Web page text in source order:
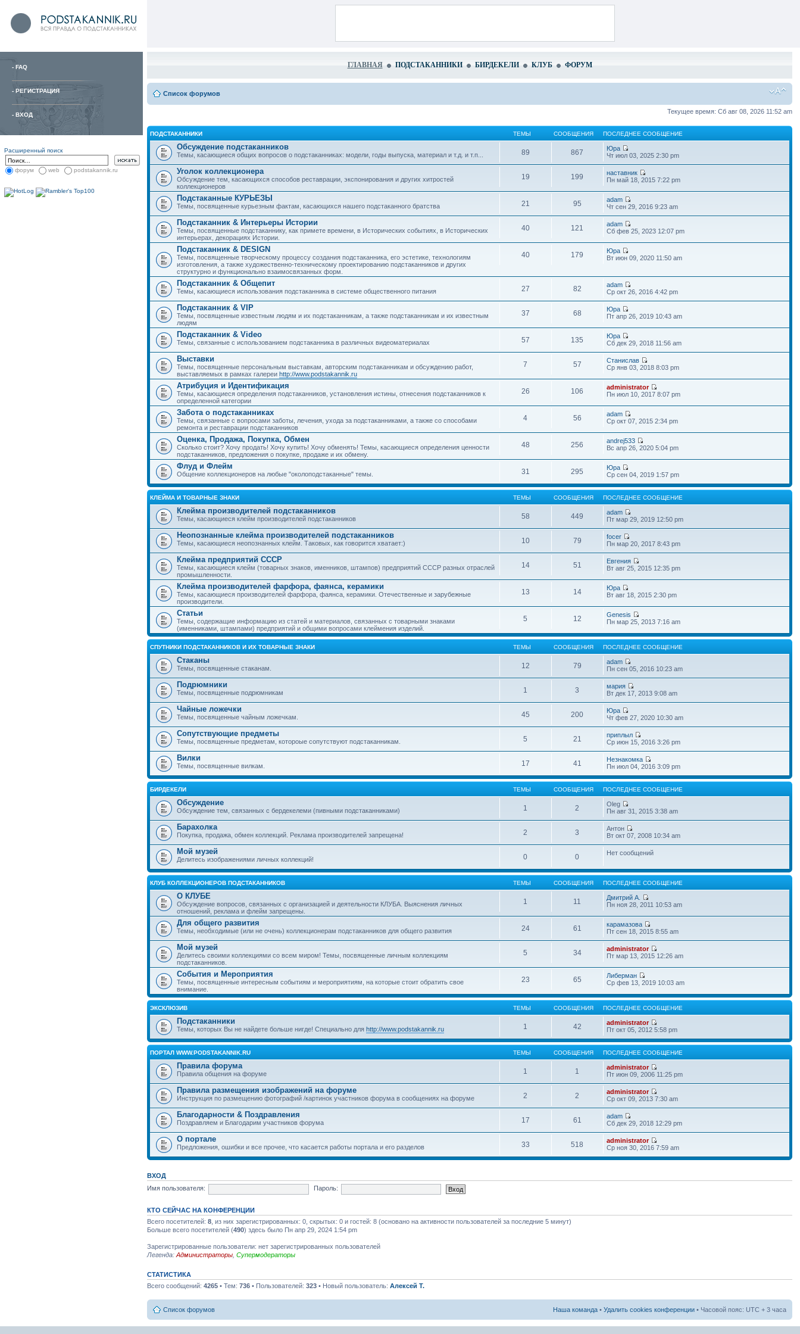
- FAQ
- РЕГИСТРАЦИЯ
- ВХОД
Расширенный поиск
форум web podstakannik.ru
ГЛАВНАЯ ПОДСТАКАННИКИ БИРДЕКЕЛИ КЛУБ ФОРУМ
Список форумов
Текущее время: Сб авг 08, 2026 11:52 am
ПОДСТАКАННИКИ ТЕМЫ СООБЩЕНИЯ ПОСЛЕДНЕЕ СООБЩЕНИЕ
Обсуждение подстаканников
Темы, касающиеся общих вопросов о подстаканниках: модели, годы выпуска, материал и т.д. и т.п... 89 867
Юра
Чт июл 03, 2025 2:30 pm
Уголок коллекционера
Обсуждение тем, касающихся способов реставрации, экспонирования и других хитростей
коллекционеров
19 199
наставник
Пн май 18, 2015 7:22 pm
Подстаканные КУРЬЕЗЫ
Темы, посвященные курьезным фактам, касающихся нашего подстаканного братства 21 95
adam
Чт сен 29, 2016 9:23 am
Подстаканник & Интерьеры Истории
Темы, посвященные подстаканнику, как примете времени, в Исторических событиях, в Исторических
интерьерах, декорациях Истории.
40 121
adam
Сб фев 25, 2023 12:07 pm
Подстаканник & DESIGN
Темы, посвященные творческому процессу создания подстаканника, его эстетике, технологиям
изготовления, а также художественно-техническому проектированию подстаканников и других
структурно и функционально взаимосвязанных форм.
40 179
Юра
Вт июн 09, 2020 11:50 am
Подстаканник & Общепит
Темы, касающиеся использования подстаканника в системе общественного питания 27 82
adam
Ср окт 26, 2016 4:42 pm
Подстаканник & VIP
Темы, посвященные известным людям и их подстаканникам, а также подстаканникам и их известным
людям
37 68
Юра
Пт апр 26, 2019 10:43 am
Подстаканник & Video
Темы, связанные с использованием подстаканника в различных видеоматериалах 57 135
Юра
Сб дек 29, 2018 11:56 am
Выставки
Темы, посвященные персональным выставкам, авторским подстаканникам и обсуждению работ,
выставляемых в рамках галереи http://www.podstakannik.ru
7 57
Станислав
Ср янв 03, 2018 8:03 pm
Атрибуция и Идентификация
Темы, касающиеся определения подстаканников, установления истины, отнесения подстаканников к
определенной категории
26 106
administrator
Пн июл 10, 2017 8:07 pm
Забота о подстаканниках
Темы, связанные с вопросами заботы, лечения, ухода за подстаканниками, а также со способами
ремонта и реставрации подстаканников
4 56
adam
Ср окт 07, 2015 2:34 pm
Оценка, Продажа, Покупка, Обмен
Сколько стоит? Хочу продать! Хочу купить! Хочу обменять! Темы, касающиеся определения ценности
подстаканников, предложения о покупке, продаже и их обмену.
48 256
andrej533
Вс апр 26, 2020 5:04 pm
Флуд и Флейм
Общение коллекционеров на любые "околоподстаканные" темы. 31 295
Юра
Ср сен 04, 2019 1:57 pm
КЛЕЙМА И ТОВАРНЫЕ ЗНАКИ ТЕМЫ СООБЩЕНИЯ ПОСЛЕДНЕЕ СООБЩЕНИЕ
Клейма производителей подстаканников
Темы, касающиеся клейм производителей подстаканников 58 449
adam
Пт мар 29, 2019 12:50 pm
Неопознанные клейма производителей подстаканников
Темы, касающиеся неопознанных клейм. Таковых, как говорится хватает:) 10 79
focer
Пн мар 20, 2017 8:43 pm
Клейма предприятий СССР
Темы, касающиеся клейм (товарных знаков, именников, штампов) предприятий СССР разных отраслей
промышленности.
14 51
Евгения
Вт авг 25, 2015 12:35 pm
Клейма производителей фарфора, фаянса, керамики
Темы, касающиеся производителей фарфора, фаянса, керамики. Отечественные и зарубежные
производители.
13 14
Юра
Вт авг 18, 2015 2:30 pm
Статьи
Темы, содержащие информацию из статей и материалов, связанных с товарными знаками
(именниками, штампами) предприятий и общими вопросами клеймения изделий.
5 12
Genesis
Пн мар 25, 2013 7:16 am
СПУТНИКИ ПОДСТАКАННИКОВ И ИХ ТОВАРНЫЕ ЗНАКИ ТЕМЫ СООБЩЕНИЯ ПОСЛЕДНЕЕ СООБЩЕНИЕ
Стаканы
Темы, посвященные стаканам. 12 79
adam
Пн сен 05, 2016 10:23 am
Подрюмники
Темы, посвященные подрюмникам 1 3
мария
Вт дек 17, 2013 9:08 am
Чайные ложечки
Темы, посвященные чайным ложечкам. 45 200
Юра
Чт фев 27, 2020 10:30 am
Сопутствующие предметы
Темы, посвященные предметам, котороые сопутствуют подстаканникам. 5 21
приплыл
Ср июн 15, 2016 3:26 pm
Вилки
Темы, посвященные вилкам. 17 41
Незнакомка
Пн июл 04, 2016 3:09 pm
БИРДЕКЕЛИ ТЕМЫ СООБЩЕНИЯ ПОСЛЕДНЕЕ СООБЩЕНИЕ
Обсуждение
Обсуждение тем, связанных с бердекелеми (пивными подстаканниками) 1 2
Oleg
Пн авг 31, 2015 3:38 am
Барахолка
Покупка, продажа, обмен коллекций. Реклама производителей запрещена! 2 3
Антон
Вт окт 07, 2008 10:34 am
Мой музей
Делитесь изображениями личных коллекций! 0 0 Нет сообщений
КЛУБ КОЛЛЕКЦИОНЕРОВ ПОДСТАКАННИКОВ ТЕМЫ СООБЩЕНИЯ ПОСЛЕДНЕЕ СООБЩЕНИЕ
О КЛУБЕ
Обсуждение вопросов, связанных с организацией и деятельности КЛУБА. Выяснения личных
отношений, реклама и флейм запрещены.
1 11
Дмитрий А.
Пн ноя 28, 2011 10:53 am
Для общего развития
Темы, необходимые (или не очень) коллекционерам подстаканников для общего развития 24 61
карамазова
Пт сен 18, 2015 8:55 am
Мой музей
Делитесь своими коллекциями со всем миром! Темы, посвященные личным коллекциям
подстаканников.
5 34
administrator
Пт мар 13, 2015 12:26 am
События и Мероприятия
Темы, посвященные интересным событиям и мероприятиям, на которые стоит обратить свое
внимание.
23 65
Либерман
Ср фев 13, 2019 10:03 am
ЭКСКЛЮЗИВ ТЕМЫ СООБЩЕНИЯ ПОСЛЕДНЕЕ СООБЩЕНИЕ
Подстаканники
Темы, которых Вы не найдете больше нигде! Специально для http://www.podstakannik.ru 1 42
administrator
Пт окт 05, 2012 5:58 pm
ПОРТАЛ WWW.PODSTAKANNIK.RU ТЕМЫ СООБЩЕНИЯ ПОСЛЕДНЕЕ СООБЩЕНИЕ
Правила форума
Правила общения на форуме 1 1
administrator
Пт июн 09, 2006 11:25 pm
Правила размещения изображений на форуме
Инструкция по размещению фотографий /картинок участников форума в сообщениях на форуме 2 2
administrator
Ср окт 09, 2013 7:30 am
Благодарности & Поздравления
Поздравляем и Благодарим участников форума 17 61
adam
Сб дек 29, 2018 12:29 pm
О портале
Предложения, ошибки и все прочее, что касается работы портала и его разделов 33 518
administrator
Ср ноя 30, 2016 7:59 am
ВХОД
Имя пользователя:
Пароль:
КТО СЕЙЧАС НА КОНФЕРЕНЦИИ
Всего посетителей: 8 , из них зарегистрированных: 0, скрытых: 0 и гостей: 8 (основано на активности пользователей за последние 5 минут)
Больше всего посетителей (490) здесь было Пн апр 29, 2024 1:54 pm
Зарегистрированные пользователи: нет зарегистрированных пользователей
Легенда: Администраторы Супермодераторы
СТАТИСТИКА
Всего сообщений: 4265 • Тем: 736 • Пользователей: 323 • Новый пользователь: Алексей Т.
Список форумов Наша команда • Удалить cookies конференции • Часовой пояс: UTC + 3 часа